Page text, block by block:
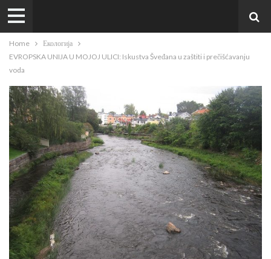
Home
Екологија
EVROPSKA UNIJA U MOJOJ ULICI: Iskustva Šveđana u zaštiti i prečišćavanju
voda